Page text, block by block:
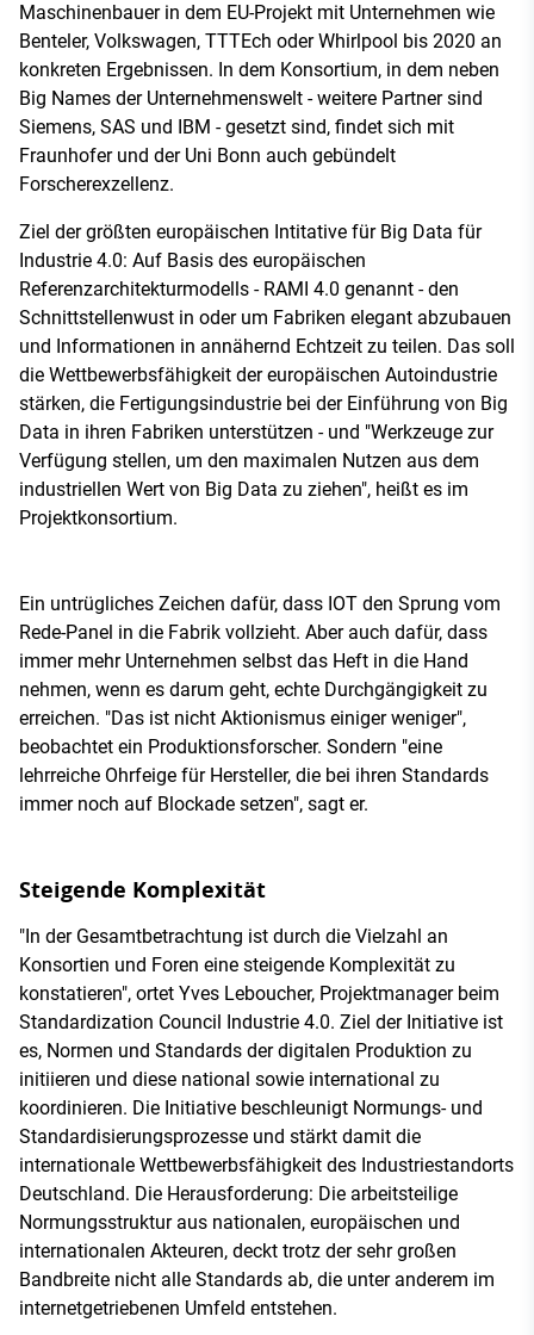
Maschinenbauer in dem EU-Projekt mit Unternehmen wie
Benteler, Volkswagen, TTTEch oder Whirlpool bis 2020 an
konkreten Ergebnissen. In dem Konsortium, in dem neben
Big Names der Unternehmenswelt - weitere Partner sind
Siemens, SAS und IBM - gesetzt sind, findet sich mit
Fraunhofer und der Uni Bonn auch gebündelt
Forscherexzellenz.
Ziel der größten europäischen Intitative für Big Data für
Industrie 4.0: Auf Basis des europäischen
Referenzarchitekturmodells - RAMI 4.0 genannt - den
Schnittstellenwust in oder um Fabriken elegant abzubauen
und Informationen in annähernd Echtzeit zu teilen. Das soll
die Wettbewerbsfähigkeit der europäischen Autoindustrie
stärken, die Fertigungsindustrie bei der Einführung von Big
Data in ihren Fabriken unterstützen - und "Werkzeuge zur
Verfügung stellen, um den maximalen Nutzen aus dem
industriellen Wert von Big Data zu ziehen", heißt es im
Projektkonsortium.
Ein untrügliches Zeichen dafür, dass IOT den Sprung vom
Rede-Panel in die Fabrik vollzieht. Aber auch dafür, dass
immer mehr Unternehmen selbst das Heft in die Hand
nehmen, wenn es darum geht, echte Durchgängigkeit zu
erreichen. "Das ist nicht Aktionismus einiger weniger",
beobachtet ein Produktionsforscher. Sondern "eine
lehrreiche Ohrfeige für Hersteller, die bei ihren Standards
immer noch auf Blockade setzen", sagt er.
Steigende Komplexität
"In der Gesamtbetrachtung ist durch die Vielzahl an
Konsortien und Foren eine steigende Komplexität zu
konstatieren", ortet Yves Leboucher, Projektmanager beim
Standardization Council Industrie 4.0. Ziel der Initiative ist
es, Normen und Standards der digitalen Produktion zu
initiieren und diese national sowie international zu
koordinieren. Die Initiative beschleunigt Normungs- und
Standardisierungsprozesse und stärkt damit die
internationale Wettbewerbsfähigkeit des Industriestandorts
Deutschland. Die Herausforderung: Die arbeitsteilige
Normungsstruktur aus nationalen, europäischen und
internationalen Akteuren, deckt trotz der sehr großen
Bandbreite nicht alle Standards ab, die unter anderem im
internetgetriebenen Umfeld entstehen.